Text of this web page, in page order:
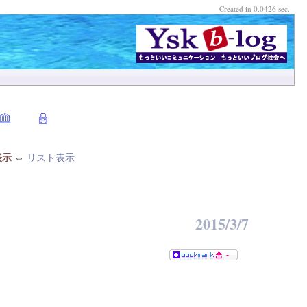
⇔ リスト表示
2015/3/7
-
Created in 0.0426 sec.